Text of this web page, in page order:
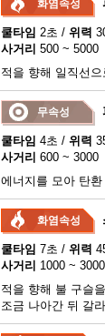
화염속성
쿨타임 2초 / 위력
사거리 500 ~ 5000
적을 향해 일직선
무속성
쿨타임 4초 / 위력
사거리 600 ~ 3000
에너지를 모아 탄
화염속성
쿨타임 7초 / 위력
사거리 1000 ~ 3000
적을 향해 불 구슬
조금 나아간 뒤 갈